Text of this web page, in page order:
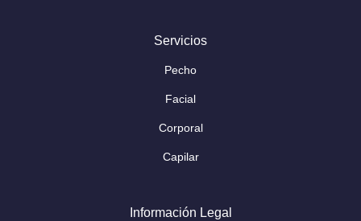
Servicios
Pecho
Facial
Corporal
Capilar
Información Legal